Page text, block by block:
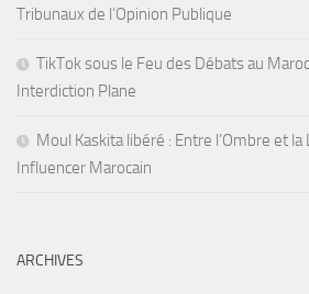
Tribunaux de l’Opinion Publique
TikTok sous le Feu des Débats au
Interdiction Plane
Moul Kaskita libéré : Entre l’Ombre et la
Influencer Marocain
ARCHIVES